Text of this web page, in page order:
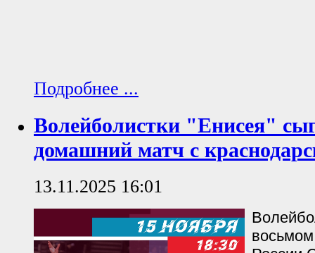
Подробнее ...
Волейболистки "Енисея"
домашний матч с
13.11.2025 16:01